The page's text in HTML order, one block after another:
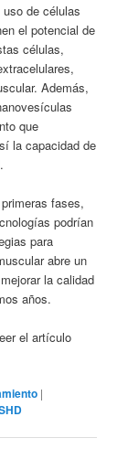
de células
el potencial de
células,
Además,
que
la capacidad de
fases,
podrían
para
abre un
la calidad
años.
el artículo
|